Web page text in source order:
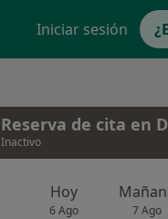
Iniciar sesión
Reserva de cita en
Inactivo
Hoy
6 Ago 7 Ago